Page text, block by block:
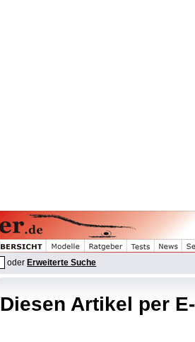
oder Erweiterte Suche
Diesen Artikel per